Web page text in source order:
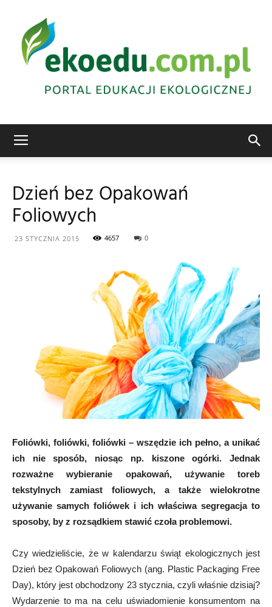
Dzień bez Opakowań
Foliowych
23 STYCZNIA 2015 4657 0
Foliówki, foliówki, foliówki – wszędzie ich pełno, a unikać
ich nie sposób, niosąc np. kiszone ogórki. Jednak
rozważne wybieranie opakowań, używanie toreb
tekstylnych zamiast foliowych, a także wielokrotne
używanie samych foliówek i ich właściwa segregacja to
sposoby, by z rozsądkiem stawić czoła problemowi.
Czy wiedzieliście, że w kalendarzu świąt ekologicznych jest
Dzień bez Opakowań Foliowych (ang. Plastic Packaging Free
Day), który jest obchodzony 23 stycznia, czyli właśnie dzisiaj?
Wydarzenie to ma na celu uświadomienie konsumentom na